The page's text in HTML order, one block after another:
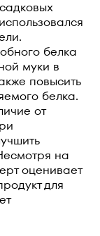
белка
муки в
повысить
белка.
от
на
оценивает
для